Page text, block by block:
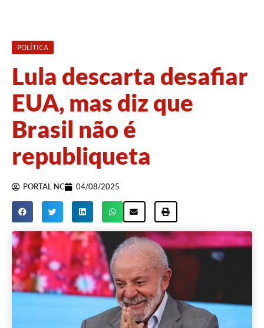
POLÍTICA
Lula descarta desafiar
EUA, mas diz que
Brasil não é
republiqueta
PORTAL NC 04/08/2025